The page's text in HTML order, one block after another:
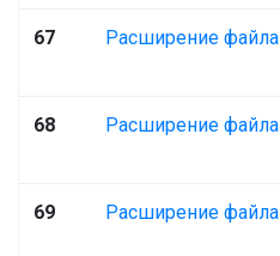
67 Расширение файла
68 Расширение файла
69 Расширение файла